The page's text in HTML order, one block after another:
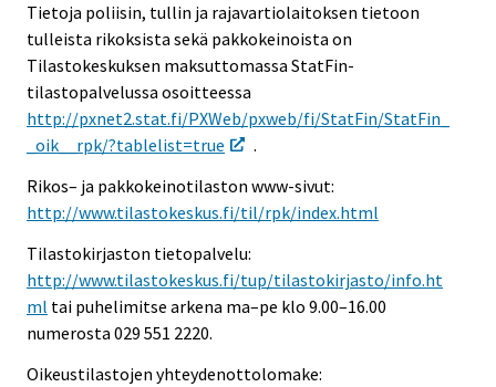
Tietoja poliisin, tullin ja rajavartiolaitoksen tietoon
tulleista rikoksista sekä pakkokeinoista on
Tilastokeskuksen maksuttomassa StatFin-
tilastopalvelussa osoitteessa
http://pxnet2.stat.fi/PXWeb/pxweb/fi/StatFin/StatFin_
_oik__rpk/?tablelist=true
.
Rikos– ja pakkokeinotilaston www-sivut:
http://www.tilastokeskus.fi/til/rpk/index.html
Tilastokirjaston tietopalvelu:
http://www.tilastokeskus.fi/tup/tilastokirjasto/info.ht
ml tai puhelimitse arkena ma–pe klo 9.00–16.00
numerosta 029 551 2220.
Oikeustilastojen yhteydenottolomake: